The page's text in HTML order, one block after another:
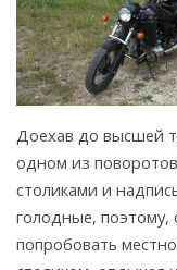
Доехав до высшей
одном из
столиками и
голодные, поэтому,
попробовать